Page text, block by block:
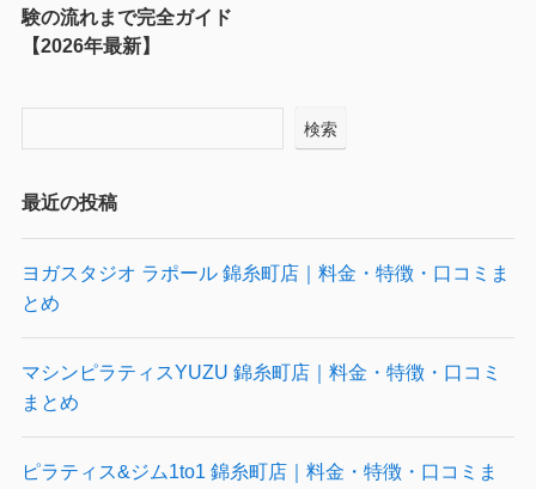
験の流れまで完全ガイド
【2026年最新】
検索
最近の投稿
ヨガスタジオ ラポール 錦糸町店｜料金・特徴・口コミま
とめ
マシンピラティスYUZU 錦糸町店｜料金・特徴・口コミ
まとめ
ピラティス&ジム1to1 錦糸町店｜料金・特徴・口コミま